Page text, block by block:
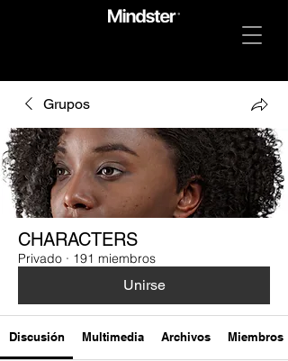
Grupos
CHARACTERS
Privado · 191 miembros
Unirse
Discusión Multimedia Archivos Miembros